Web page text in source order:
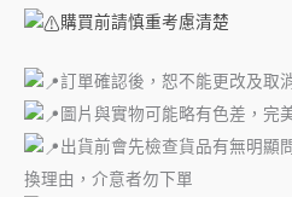
購買前請慎重考慮清楚
訂單確認後，恕不能更改及取
圖片與實物可能略有色差，完
出貨前會先檢查貨品有無明顯
換理由，介意者勿下單